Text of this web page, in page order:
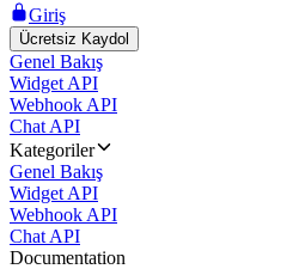
Giriş
Ücretsiz Kaydol
Genel Bakış
Widget API
Webhook API
Chat API
Kategoriler
Genel Bakış
Widget API
Webhook API
Chat API
Documentation